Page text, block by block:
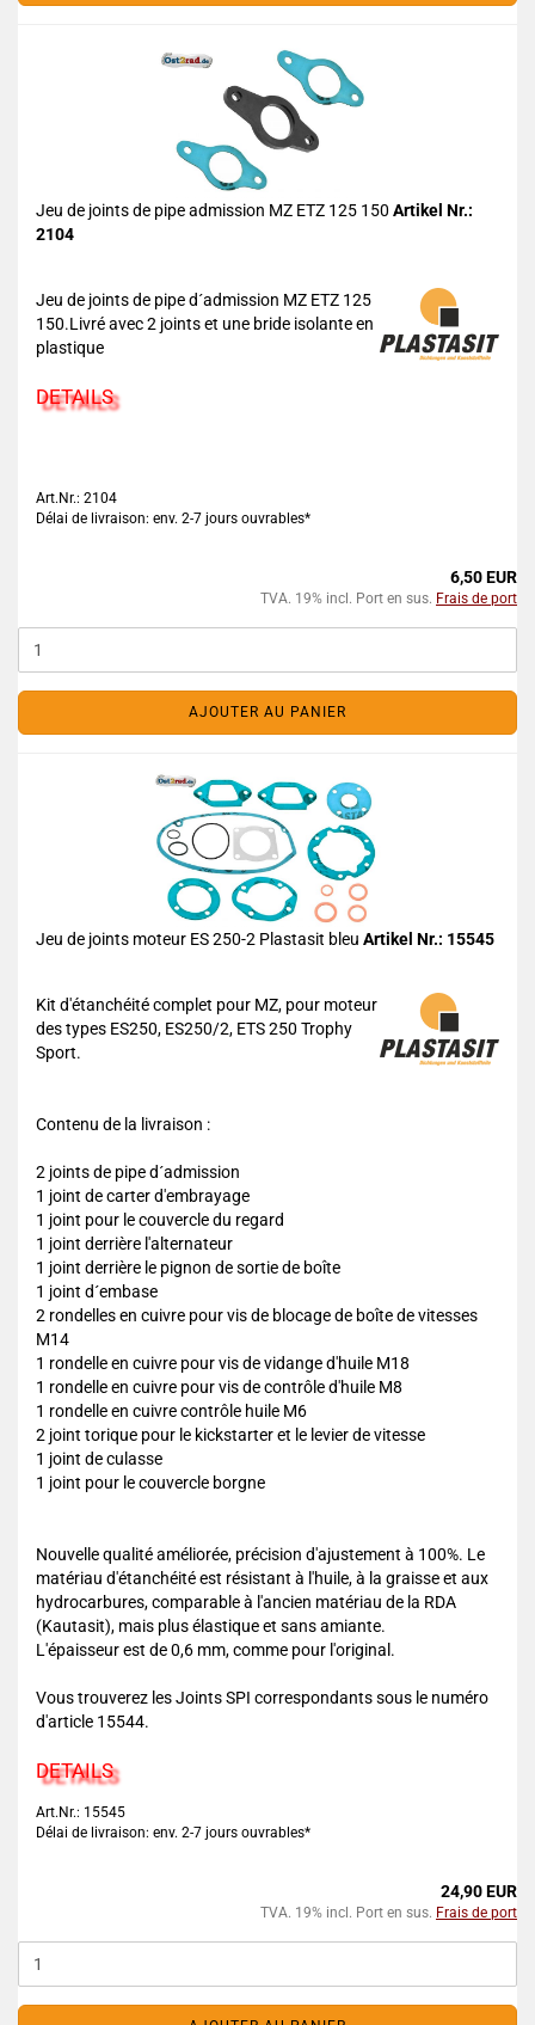
Jeu de joints de pipe admission MZ ETZ 125 150 Artikel Nr.:
2104
Jeu de joints de pipe d´admission MZ ETZ 125
150.Livré avec 2 joints et une bride isolante en
plastique
DETAILS
Art.Nr.: 2104
Délai de livraison: env. 2-7 jours ouvrables*
6,50 EUR
TVA. 19% incl. Port en sus. Frais de port
AJOUTER AU PANIER
Jeu de joints moteur ES 250-2 Plastasit bleu Artikel Nr.: 15545
Kit d'étanchéité complet pour MZ, pour moteur
des types ES250, ES250/2, ETS 250 Trophy
Sport.
Contenu de la livraison :
2 joints de pipe d´admission
1 joint de carter d'embrayage
1 joint pour le couvercle du regard
1 joint derrière l'alternateur
1 joint derrière le pignon de sortie de boîte
1 joint d´embase
2 rondelles en cuivre pour vis de blocage de boîte de vitesses
M14
1 rondelle en cuivre pour vis de vidange d'huile M18
1 rondelle en cuivre pour vis de contrôle d'huile M8
1 rondelle en cuivre contrôle huile M6
2 joint torique pour le kickstarter et le levier de vitesse
1 joint de culasse
1 joint pour le couvercle borgne
Nouvelle qualité améliorée, précision d'ajustement à 100%. Le
matériau d'étanchéité est résistant à l'huile, à la graisse et aux
hydrocarbures, comparable à l'ancien matériau de la RDA
(Kautasit), mais plus élastique et sans amiante.
L'épaisseur est de 0,6 mm, comme pour l'original.
Vous trouverez les Joints SPI correspondants sous le numéro
d'article 15544.
DETAILS
Art.Nr.: 15545
Délai de livraison: env. 2-7 jours ouvrables*
24,90 EUR
TVA. 19% incl. Port en sus. Frais de port